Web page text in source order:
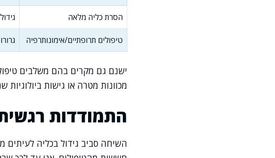
הסרת כליה מלאה
טיפולים תרופתיים/אימונותרפיה
ישנם גם מקרים בהם משלבים
מכוונות מטרה או גישות
התמודדות
השיחה סביב גידול בכליה